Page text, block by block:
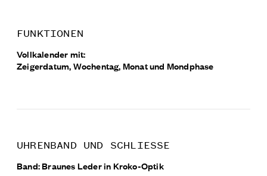
FUNKTIONEN
Vollkalender mit:
Zeigerdatum, Wochentag, Monat und Mondphase
UHRENBAND UND SCHLIESSE
Band: Braunes Leder in Kroko-Optik